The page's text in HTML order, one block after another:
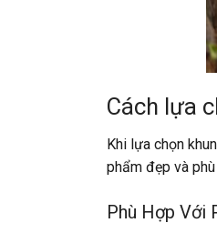
Cách lựa
Khi lựa chọn
phẩm đẹp và
Phù Hợp Với